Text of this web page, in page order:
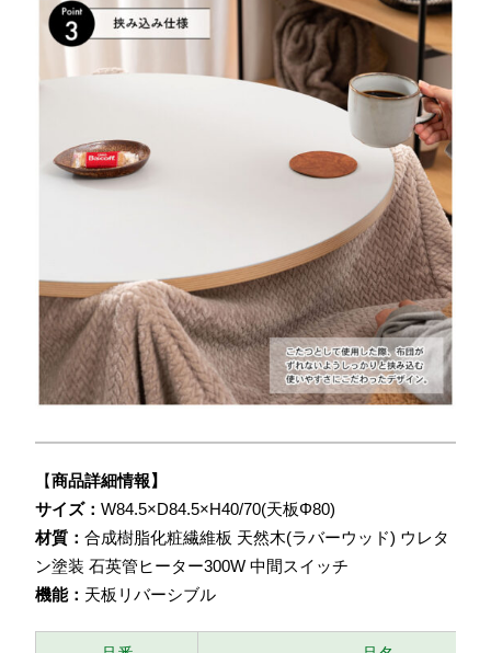
【商品詳細情報】
サイズ： W84.5×D84.5×H40/70(天板Φ80)
材質： 合成樹脂化粧繊維板 天然木(ラバーウッド) ウレタ
ン塗装 石英管ヒーター300W 中間スイッチ
機能： 天板リバーシブル